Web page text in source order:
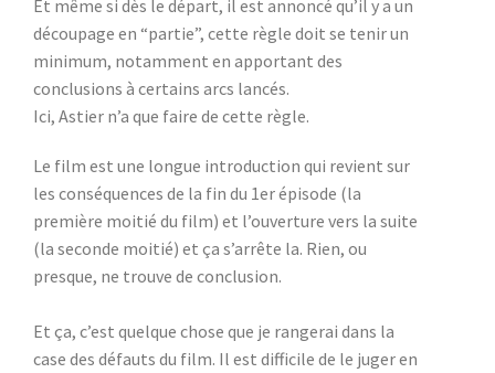
Et même si dès le départ, il est annoncé qu’il y a un
découpage en “partie”, cette règle doit se tenir un
minimum, notamment en apportant des
conclusions à certains arcs lancés.
Ici, Astier n’a que faire de cette règle.
Le film est une longue introduction qui revient sur
les conséquences de la fin du 1er épisode (la
première moitié du film) et l’ouverture vers la suite
(la seconde moitié) et ça s’arrête la. Rien, ou
presque, ne trouve de conclusion.
Et ça, c’est quelque chose que je rangerai dans la
case des défauts du film. Il est difficile de le juger en